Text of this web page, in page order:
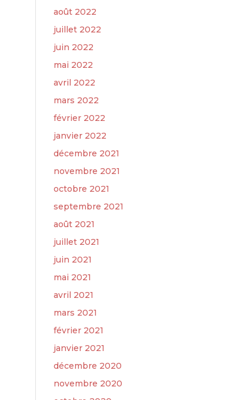
août 2022
juillet 2022
juin 2022
mai 2022
avril 2022
mars 2022
février 2022
janvier 2022
décembre 2021
novembre 2021
octobre 2021
septembre 2021
août 2021
juillet 2021
juin 2021
mai 2021
avril 2021
mars 2021
février 2021
janvier 2021
décembre 2020
novembre 2020